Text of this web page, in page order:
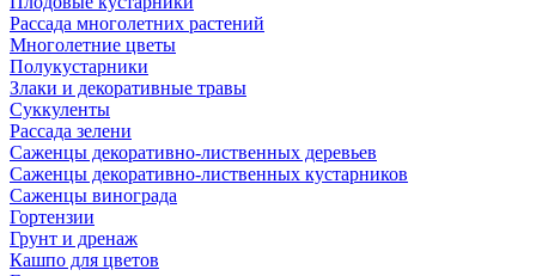
Рассада многолетних растений
Многолетние цветы
Полукустарники
Злаки и декоративные травы
Суккуленты
Рассада зелени
Саженцы декоративно-лиственных деревьев
Саженцы декоративно-лиственных кустарников
Саженцы винограда
Гортензии
Грунт и дренаж
Кашпо для цветов